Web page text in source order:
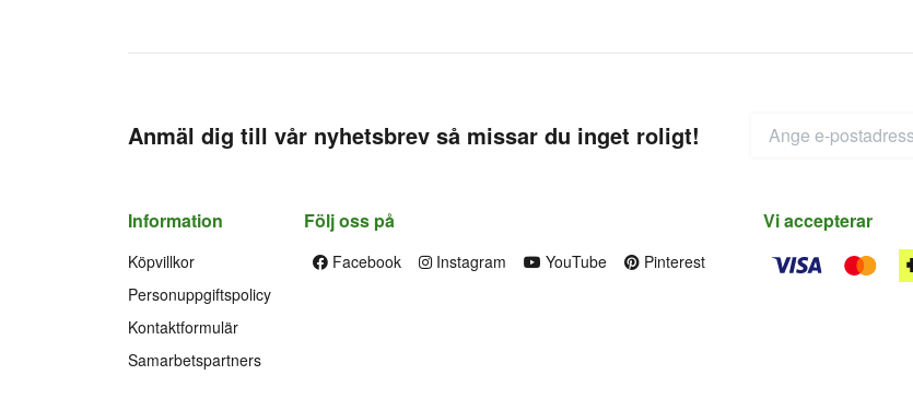
Anmäl dig till vår nyhetsbrev så missar du inget roligt!
Information
Köpvillkor
Personuppgiftspolicy
Kontaktformulär
Samarbetspartners
Följ oss på
Facebook Instagram YouTube Pinterest
Vi accepterar